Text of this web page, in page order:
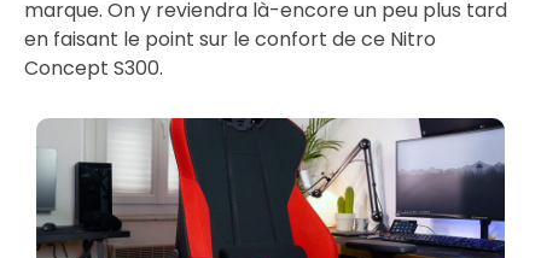
marque. On y reviendra là-encore un peu plus tard
en faisant le point sur le confort de ce Nitro
Concept S300.